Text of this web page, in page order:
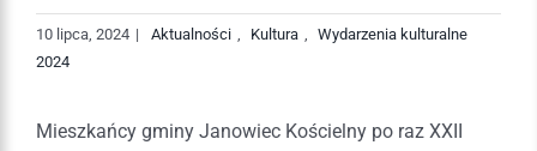
10 lipca, 2024 | Aktualności Kultura
Wydarzenia kulturalne
2024
Mieszkańcy gminy Janowiec Kościelny po raz XXII